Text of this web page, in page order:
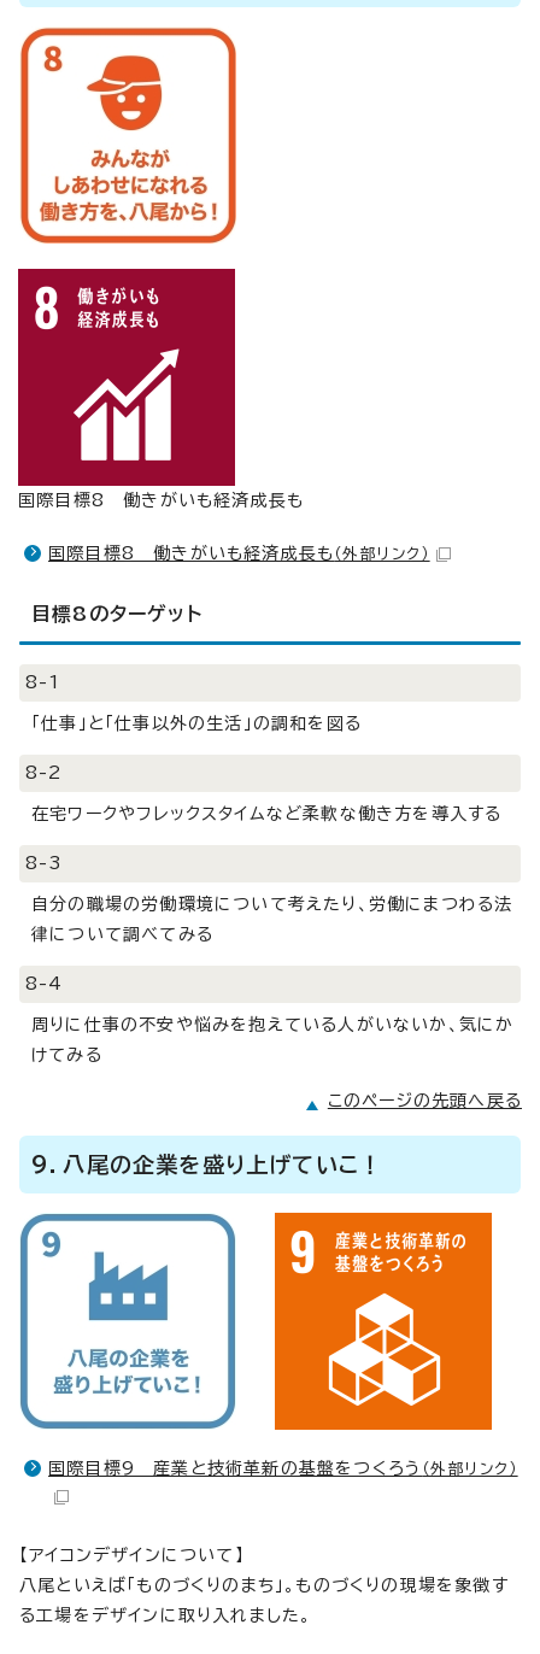
国際目標8 働きがいも経済成長も
国際目標8 働きがいも経済成長も （外部リンク）
目標8のターゲット
8-1
「仕事」と「仕事以外の生活」の調和を図る
8-2
在宅ワークやフレックスタイムなど柔軟な働き方を導入する
8-3
自分の職場の労働環境について考えたり、労働にまつわる法
律について調べてみる
8-4
周りに仕事の不安や悩みを抱えている人がいないか、気にか
けてみる
このページの先頭へ戻る
9．八尾の企業を盛り上げていこ！
国際目標9 産業と技術革新の基盤をつくろう （外部リンク）
【アイコンデザインについて】
八尾といえば「ものづくりのまち」。ものづくりの現場を象徴す
る工場をデザインに取り入れました。